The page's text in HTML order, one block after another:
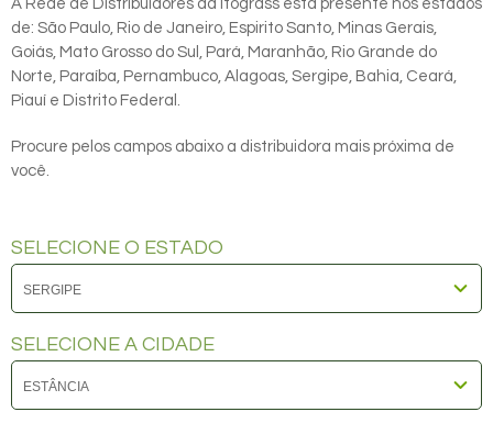
A Rede de Distribuidores da Itograss está presente nos estados
de: São Paulo, Rio de Janeiro, Espirito Santo, Minas Gerais,
Goiás, Mato Grosso do Sul, Pará, Maranhão, Rio Grande do
Norte, Paraíba, Pernambuco, Alagoas, Sergipe, Bahia, Ceará,
Piauí e Distrito Federal.
Procure pelos campos abaixo a distribuidora mais próxima de
você.
SELECIONE O ESTADO
SELECIONE A CIDADE